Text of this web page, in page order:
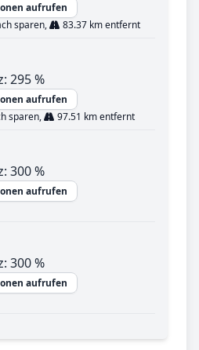
aufrufen
sparen,
83.37 km entfernt
295 %
aufrufen
sparen,
97.51 km entfernt
300 %
aufrufen
300 %
aufrufen